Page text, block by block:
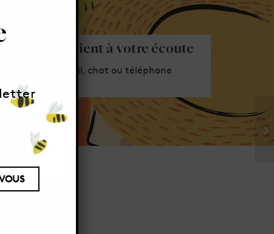
Service client à votre écoute
Par email, chat ou téléphone